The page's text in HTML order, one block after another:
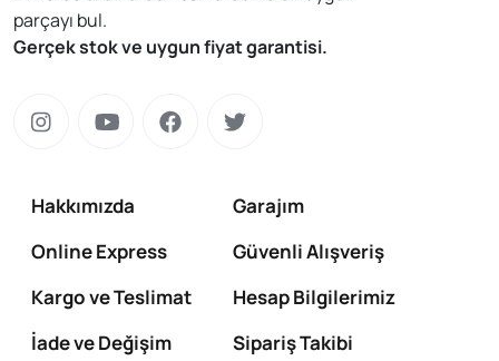
parçayı bul.
Gerçek stok ve uygun fiyat garantisi.
Hakkımızda
Garajım
Online Express
Güvenli Alışveriş
Kargo ve Teslimat
Hesap Bilgilerimiz
İade ve Değişim
Sipariş Takibi